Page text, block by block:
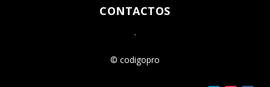
CONTACTOS
.
© codigopro